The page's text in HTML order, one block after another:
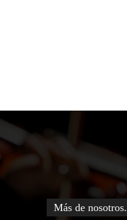
Más de nosotros.